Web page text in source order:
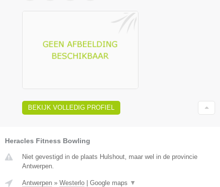
BEKIJK VOLLEDIG PROFIEL
Heracles Fitness Bowling
Niet gevestigd in de plaats Hulshout, maar wel in de provincie
Antwerpen.
Antwerpen » Westerlo Google maps ▼